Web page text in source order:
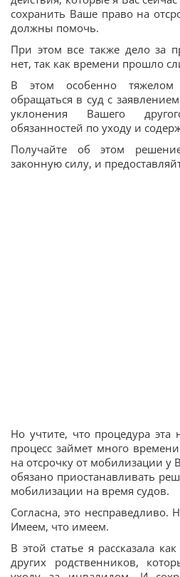
сохранить Ваше право на
должны помочь.
При этом все также дело за
нет, так как времени прошло
В этом особенно тяжелом
обращаться в суд с
уклонения Вашего
обязанностей по уходу и
Получайте об этом
законную силу, и
Но учтите, что процедура
процесс займет много
на отсрочку от мобилизации у
обязано приостанавливать
мобилизации на время судов.
Согласна, это несправедливо.
Имеем, что имеем.
В этой статье я рассказала
других родственников,